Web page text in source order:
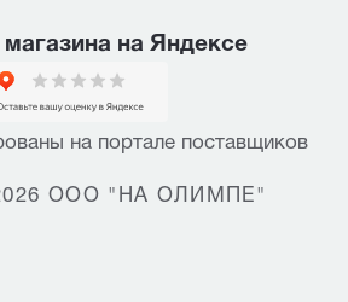
магазина на Яндексе
на портале поставщиков
ООО "НА ОЛИМПЕ"